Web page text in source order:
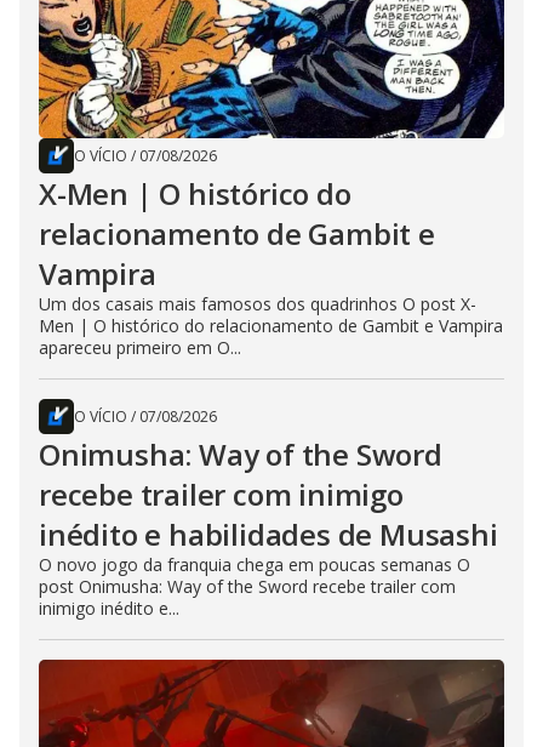
O VÍCIO / 07/08/2026
X-Men | O histórico do
relacionamento de Gambit e
Vampira
Um dos casais mais famosos dos quadrinhos O post X-
Men | O histórico do relacionamento de Gambit e Vampira
apareceu primeiro em O...
O VÍCIO / 07/08/2026
Onimusha: Way of the Sword
recebe trailer com inimigo
inédito e habilidades de Musashi
O novo jogo da franquia chega em poucas semanas O
post Onimusha: Way of the Sword recebe trailer com
inimigo inédito e...